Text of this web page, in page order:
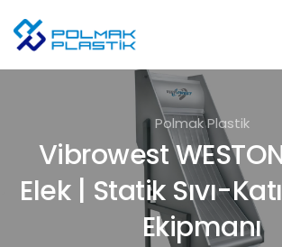
Polmak Plastik
Vibrowest
Elek | Statik Sıvı-
Ekipmanı